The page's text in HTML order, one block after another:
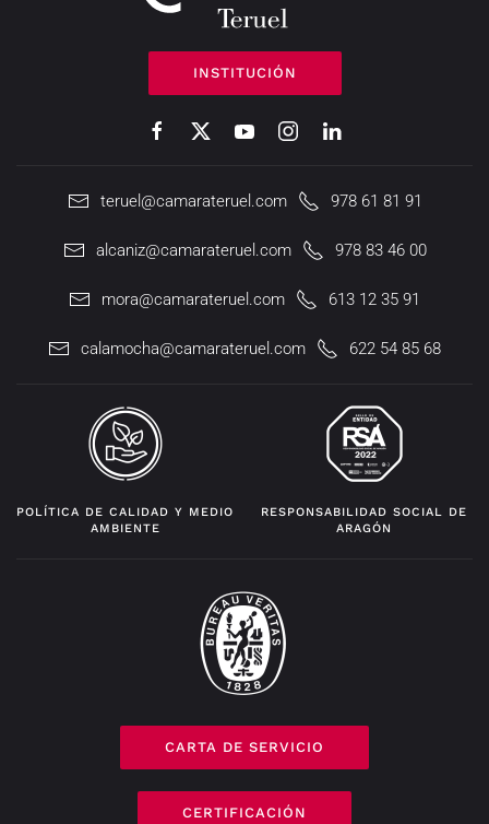
INSTITUCIÓN
teruel@camarateruel.com 978 61 81 91
alcaniz@camarateruel.com 978 83 46 00
mora@camarateruel.com 613 12 35 91
calamocha@camarateruel.com 622 54 85 68
POLÍTICA DE CALIDAD Y MEDIO
AMBIENTE
RESPONSABILIDAD SOCIAL DE
ARAGÓN
CARTA DE SERVICIO
CERTIFICACIÓN